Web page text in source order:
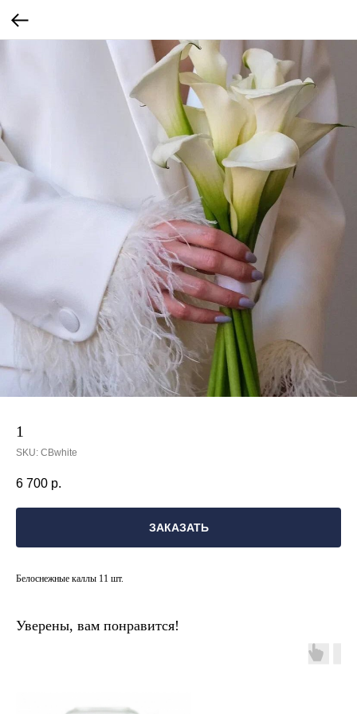
1
SKU: СВwhite
6 700 р.
ЗАКАЗАТЬ
Белоснежные каллы 11 шт.
Уверены, вам понравится!